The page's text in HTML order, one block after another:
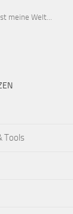
meine Welt...
Tools